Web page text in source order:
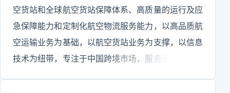
空货站和全球航空货站保障体系、高质量的运行及应
急保障能力和定制化航空物流服务能力，以高品质航
空运输业务为基础，以航空货站业务为支撑，以信息
技术为纽带，专注于中国跨境市场，服务于从生产商